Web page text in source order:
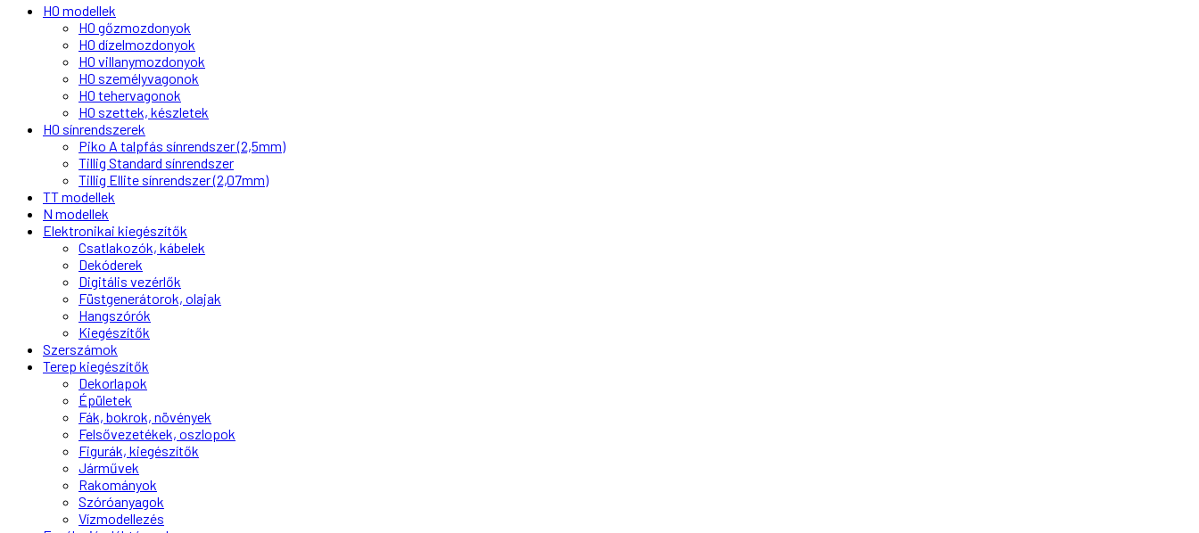
H0 modellek
H0 gőzmozdonyok
H0 dízelmozdonyok
H0 villanymozdonyok
H0 személyvagonok
H0 tehervagonok
H0 szettek, készletek
H0 sínrendszerek
Piko A talpfás sínrendszer (2,5mm)
Tillig Standard sínrendszer
Tillig Ellite sínrendszer (2,07mm)
TT modellek
N modellek
Elektronikai kiegészítők
Csatlakozók, kábelek
Dekóderek
Digitális vezérlők
Füstgenerátorok, olajak
Hangszórók
Kiegészítők
Szerszámok
Terep kiegészítők
Dekorlapok
Épületek
Fák, bokrok, növények
Felsővezetékek, oszlopok
Figurák, kiegészítők
Járművek
Rakományok
Szóróanyagok
Vízmodellezés